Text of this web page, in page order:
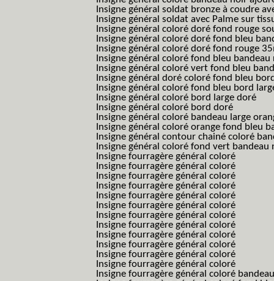
Insigne général soldat bronze à coudre
Insigne général soldat avec Palme sur
Insigne général coloré doré fond rouge
Insigne général coloré doré fond bleu
Insigne général coloré doré fond rouge
Insigne général coloré fond bleu
Insigne général coloré vert fond bleu
Insigne général doré coloré fond bleu
Insigne général coloré fond bleu bord
Insigne général coloré bord large doré
Insigne général coloré bord doré
Insigne général coloré bandeau large
Insigne général coloré orange fond bleu
Insigne général contour chainé coloré
Insigne général coloré fond vert bandeau
Insigne fourragère général coloré
Insigne fourragère général coloré
Insigne fourragère général coloré
Insigne fourragère général coloré
Insigne fourragère général coloré
Insigne fourragère général coloré
Insigne fourragère général coloré
Insigne fourragère général coloré
Insigne fourragère général coloré
Insigne fourragère général coloré
Insigne fourragère général coloré
Insigne fourragère général coloré
Insigne fourragère général coloré